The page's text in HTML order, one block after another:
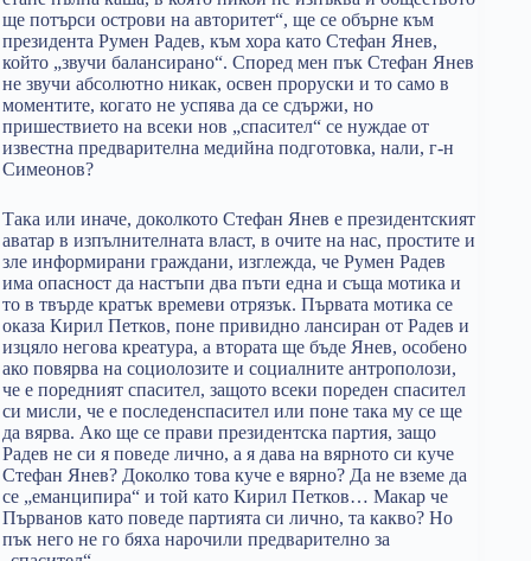
ще потърси острови на авторитет“, ще се обърне към
президента Румен Радев, към хора като Стефан Янев,
който „звучи балансирано“. Според мен пък Стефан Янев
не звучи абсолютно никак, освен проруски и то само в
моментите, когато не успява да се сдържи, но
пришествието на всеки нов „спасител“ се нуждае от
известна предварителна медийна подготовка, нали, г-н
Симеонов?
Така или иначе, доколкото Стефан Янев е президентският
аватар в изпълнителната власт, в очите на нас, простите и
зле информирани граждани, изглежда, че Румен Радев
има опасност да настъпи два пъти една и съща мотика и
то в твърде кратък времеви отрязък. Първата мотика се
оказа Кирил Петков, поне привидно лансиран от Радев и
изцяло негова креатура, а втората ще бъде Янев, особено
ако повярва на социолозите и социалните антрополози,
че е поредният спасител, защото всеки пореден спасител
си мисли, че е последенспасител или поне така му се ще
да вярва. Ако ще се прави президентска партия, защо
Радев не си я поведе лично, а я дава на вярното си куче
Стефан Янев? Доколко това куче е вярно? Да не вземе да
се „еманципира“ и той като Кирил Петков… Макар че
Първанов като поведе партията си лично, та какво? Но
пък него не го бяха нарочили предварително за